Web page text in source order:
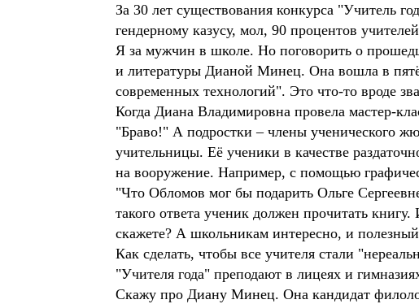
За 30 лет существования конкурса "Учитель
гендерному казусу, мол, 90 процентов
Я за мужчин в школе. Но поговорить о
и литературы Дианой Минец. Она вошла в
современных технологий". Это что-то вроде
Когда Диана Владимировна провела мастер-
"Браво!" А подростки – члены ученического
учительницы. Её ученики в качестве
на вооружение. Например, с помощью
"Что Обломов мог бы подарить Ольге
такого ответа ученик должен прочитать
скажете? А школьникам интересно, и
Как сделать, чтобы все учителя стали
"Учителя года" преподают в лицеях и
Скажу про Диану Минец. Она кандидат